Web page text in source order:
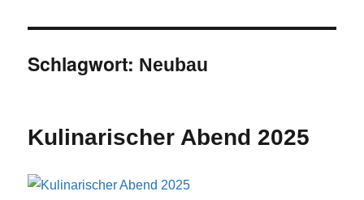
Schlagwort: Neubau
Kulinarischer Abend 2025